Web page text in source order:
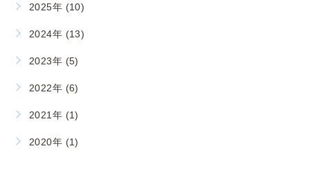
2025年 (10)
2024年 (13)
2023年 (5)
2022年 (6)
2021年 (1)
2020年 (1)